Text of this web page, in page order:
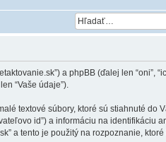
a phpBB (ďalej len “oni”,
“Vaše údaje”).
textové súbory, ktoré sú stiahnuté do
id”) a informáciu na identifikáciu
a tento je použitý na rozpoznanie, ktoré